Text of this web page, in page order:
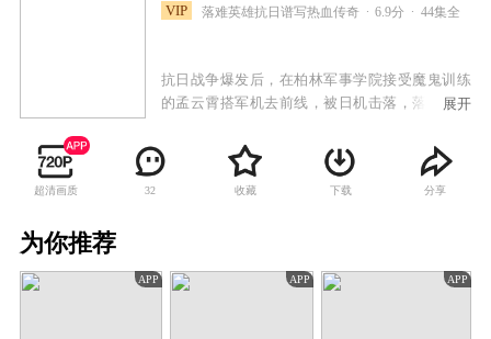
VIP 落难英雄抗日谱写热血传奇 6.9分 44集全
抗日战争爆发后，在柏林军事学院接受魔鬼训练
的孟云霄搭军机去前线，被日机击落，落在了凤
凰山的土匪改造成为一支抗日劲旅。凤凰山原女
匪首火凤凰对孟云霄渐生爱意，同时八路军的文
化教员李姝蔚也被孟云霄多次相救，渐生好感。
凰山的军队改编为“八路军太行山抗日纵队”，和
展开
超清画质 32 收藏 下载 分享
为你推荐
APP APP APP